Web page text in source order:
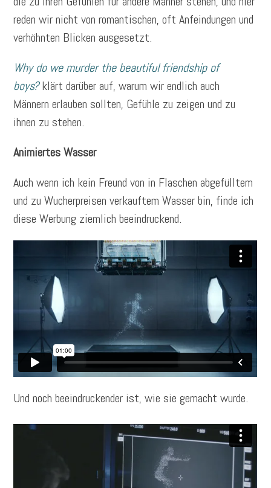
reden wir nicht von romantischen, oft Anfeindungen und
verhöhnten Blicken ausgesetzt.
Why do we murder the beautiful friendship of
boys?klärt darüber auf, warum wir endlich auch
Männern erlauben sollten, Gefühle zu zeigen und zu
ihnen zu stehen.
Animiertes Wasser
Auch wenn ich kein Freund von in Flaschen abgefülltem
und zu Wucherpreisen verkauftem Wasser bin, finde ich
diese Werbung ziemlich beeindruckend.
Und noch beeindruckender ist, wie sie gemacht wurde.